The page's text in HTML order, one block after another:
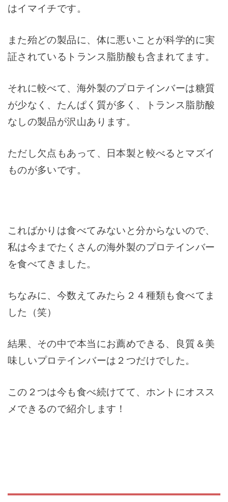
はイマイチです。
また殆どの製品に、体に悪いことが科学的に実
証されているトランス脂肪酸も含まれてます。
それに較べて、海外製のプロテインバーは糖質
が少なく、たんぱく質が多く、トランス脂肪酸
なしの製品が沢山あります。
ただし欠点もあって、日本製と較べるとマズイ
ものが多いです。
こればかりは食べてみないと分からないので、
私は今までたくさんの海外製のプロテインバー
を食べてきました。
ちなみに、今数えてみたら２４種類も食べてま
した（笑）
結果、その中で本当にお薦めできる、良質＆美
味しいプロテインバーは２つだけでした。
この２つは今も食べ続けてて、ホントにオスス
メできるので紹介します！